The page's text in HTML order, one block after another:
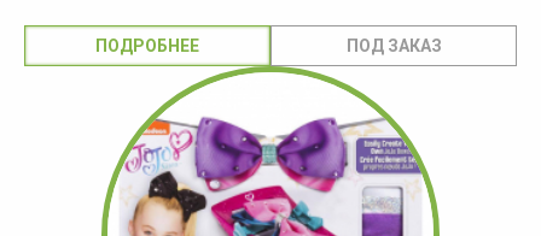
ПОДРОБНЕЕ